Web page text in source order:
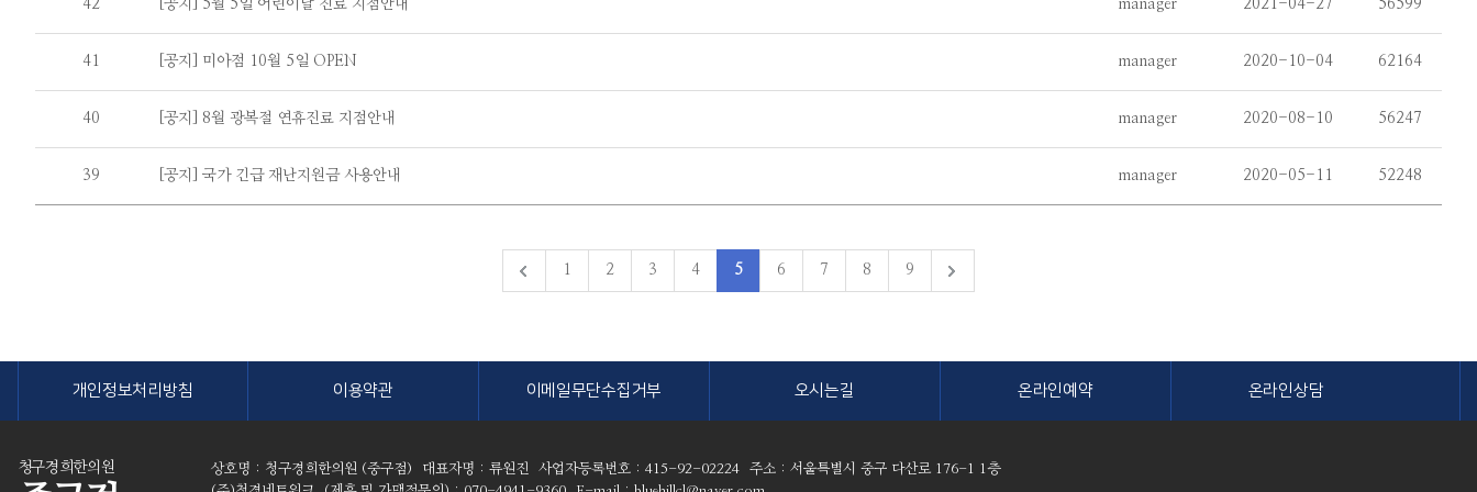
42 [공지] 5월 5일 어린이날 진료 지점안내 manager 2021-04-27 56599
41 [공지] 미아점 10월 5일 OPEN manager 2020-10-04 62164
40 [공지] 8월 광복절 연휴진료 지점안내 manager 2020-08-10 56247
39 [공지] 국가 긴급 재난지원금 사용안내 manager 2020-05-11 52248
1 2 3 4 5 6 7 8 9
개인정보처리방침 이용약관 이메일무단수집거부 오시는길 온라인예약 온라인상담
청구경희한의원 상호명 : 청구경희한의원 (중구점) 대표자명 : 류원진 사업자등록번호 : 415-92-02224
주소 : 서울특별시 중구 다산로 176-1 1층